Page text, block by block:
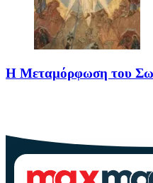
Η Μεταμόρφωση του